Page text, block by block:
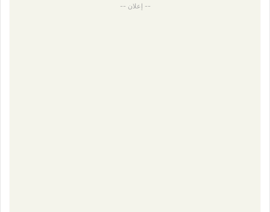
-- إعلان --